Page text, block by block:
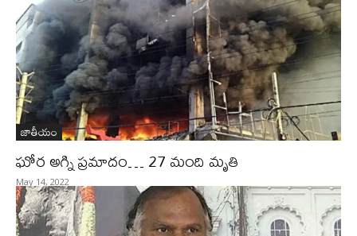
జాతీయం
ఘోర అగ్ని ప్రమాదం… 27 మంది మృతి
May 14, 2022